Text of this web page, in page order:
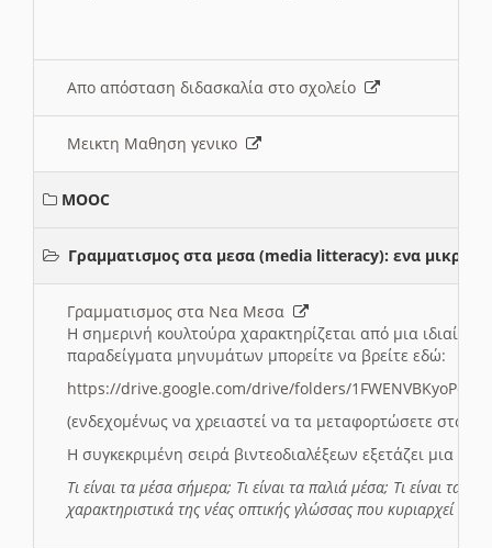
Απο απόσταση διδασκαλία στο σχολείο
Μεικτη Μαθηση γενικο
MOOC
Γραμματισμος στα μεσα (media litteracy): ενα μικρο
Γραμματισμος στα Νεα Μεσα
Η σημερινή κουλτούρα χαρακτηρίζεται από μια
παραδείγματα μηνυμάτων μπορείτε να βρείτε εδώ:
https://drive.google.com/drive/folders/
(ενδεχομένως να χρειαστεί να τα μεταφορτώσετε στο
Η συγκεκριμένη σειρά βιντεοδιαλέξεων εξετάζει μια
Τι είναι τα μέσα σήμερα; Τι είναι τα παλιά μέσα; Τι είναι τα
χαρακτηριστικά της νέας οπτικής γλώσσας που κυριαρχεί